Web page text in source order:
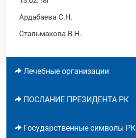
Ардабаева С.Н.
Стальмакова В.Н.
Лечебные организации
ПОСЛАНИЕ ПРЕЗИДЕНТА РК
Государственные символы РК